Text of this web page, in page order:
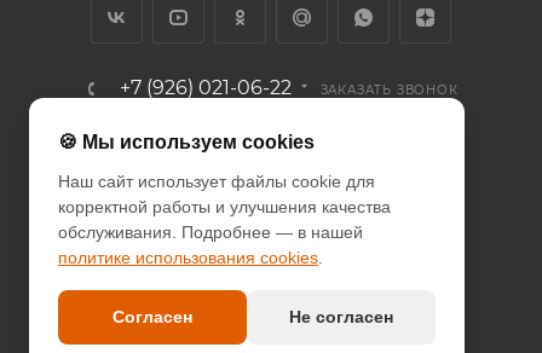
+7 (926) 021-06-22 ЗАКАЗАТЬ ЗВОНОК
info@diodcity.ru
г. Москва, Союзный проспект, д.
14/9, метро Новогиреево
ПОЛИТИКА КОНФИДЕНЦИАЛЬНОСТИ
ПОЛИТИКА COOKIES
ДОГОВОР-ОФЕРТА
🍪 Мы используем cookies
Наш сайт использует файлы cookie для
корректной работы и улучшения качества
обслуживания. Подробнее — в нашей
политике использования cookies
Согласен Не согласен